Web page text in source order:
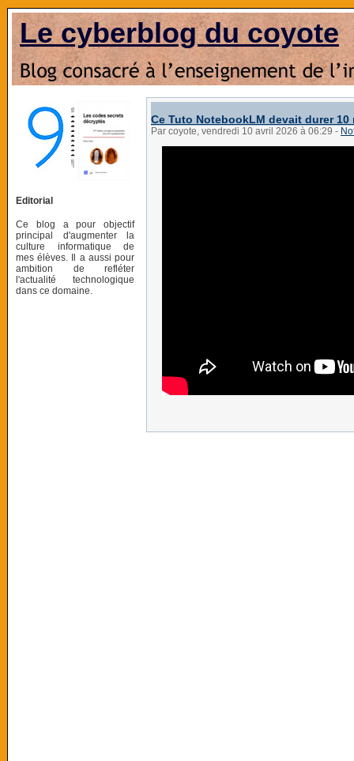
Le cyberblog du coyote
Editorial
Ce blog a pour objectif
principal d'augmenter la
culture informatique de
mes élèves. Il a aussi pour
ambition de refléter
l'actualité technologique
dans ce domaine.
Ce Tuto NotebookLM devait durer
Par coyote, vendredi 10 avril 2026 à 06:29 -